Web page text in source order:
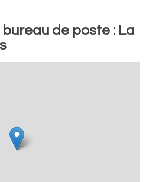
de poste : La